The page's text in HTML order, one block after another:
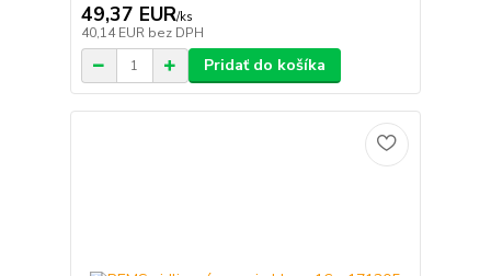
49,37 EUR/ks
40,14 EUR bez DPH
Pridať do košíka